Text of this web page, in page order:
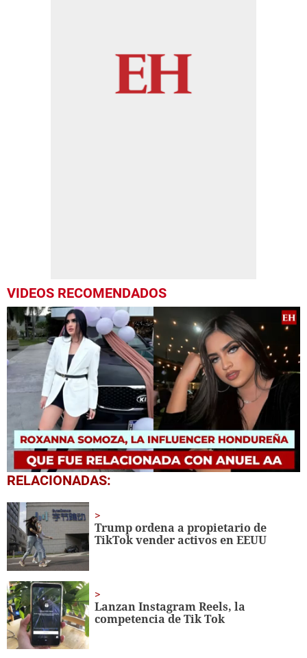
VIDEOS RECOMENDADOS
0
seconds
4
minutes,
15
seconds
RELACIONADAS:
Trump ordena a propietario de
TikTok vender activos en EEUU
Lanzan Instagram Reels, la
competencia de Tik Tok